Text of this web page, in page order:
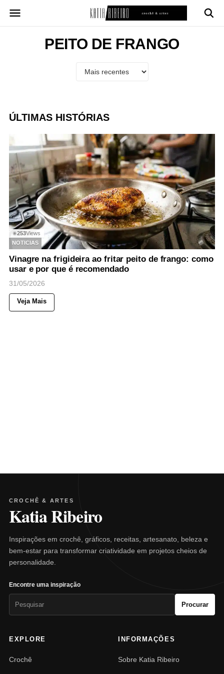
para
PEITO DE FRANGO
ÚLTIMAS HISTÓRIAS
◉253Views
NOTICIAS
Vinagre na frigideira ao fritar peito de frango: como
usar e por que é recomendado
31/05/2026
Veja Mais
CROCHÊ & ARTES
Katia Ribeiro
Inspirações em crochê, gráficos, receitas, artesanato, beleza e
bem-estar para transformar criatividade em projetos cheios de
personalidade.
Encontre uma inspiração
Procurar
EXPLORE
Crochê
INFORMAÇÕES
Sobre Katia Ribeiro